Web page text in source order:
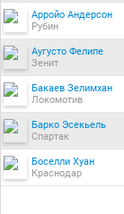
Арройо Андерсон
Рубин
Аугусто Фелипе
Зенит
Бакаев Зелимхан
Локомотив
Барко Эсекьель
Спартак
Боселли Хуан
Краснодар